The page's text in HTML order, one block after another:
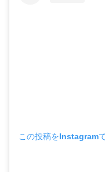
この投稿をInstagram